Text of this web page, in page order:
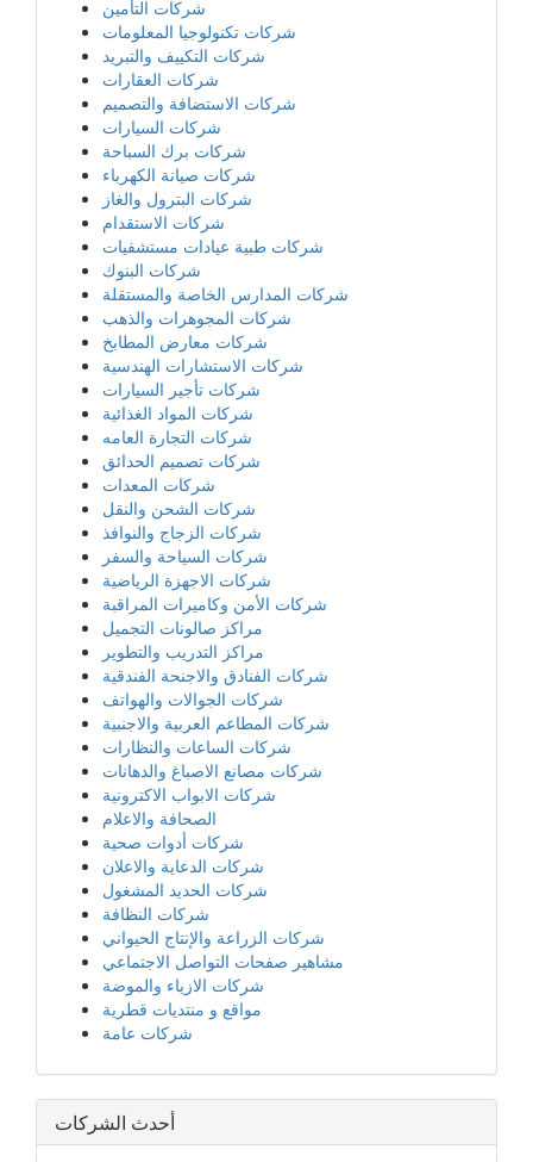
شركات التأمين
شركات تكنولوجيا المعلومات
شركات التكييف والتبريد
شركات العقارات
شركات الاستضافة والتصميم
شركات السيارات
شركات برك السباحة
شركات صيانة الكهرباء
شركات البترول والغاز
شركات الاستقدام
شركات طبية عيادات مستشفيات
شركات البنوك
شركات المدارس الخاصة والمستقلة
شركات المجوهرات والذهب
شركات معارض المطابخ
شركات الاستشارات الهندسية
شركات تأجير السيارات
شركات المواد الغذائية
شركات التجارة العامه
شركات تصميم الحدائق
شركات المعدات
شركات الشحن والنقل
شركات الزجاج والنوافذ
شركات السياحة والسفر
شركات الاجهزة الرياضية
شركات الأمن وكاميرات المراقبة
مراكز صالونات التجميل
مراكز التدريب والتطوير
شركات الفنادق والاجنحة الفندقية
شركات الجوالات والهواتف
شركات المطاعم العربية والاجنبية
شركات الساعات والنظارات
شركات مصانع الاصباغ والدهانات
شركات الابواب الاكترونية
الصحافة والاعلام
شركات أدوات صحية
شركات الدعاية والاعلان
شركات الحديد المشغول
شركات النظافة
شركات الزراعة والإنتاج الحيواني
مشاهير صفحات التواصل الاجتماعي
شركات الازياء والموضة
مواقع و منتديات قطرية
شركات عامة
أحدث الشركات